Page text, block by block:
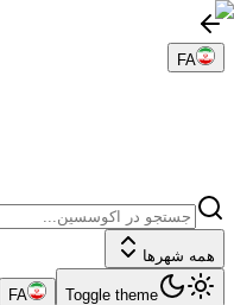
FA
همه شهرها
Toggle theme
FA